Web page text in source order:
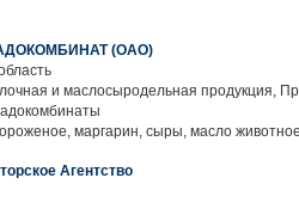
(ОАО)
и маслосыродельная продукция,
маргарин, сыры, масло
Агентство